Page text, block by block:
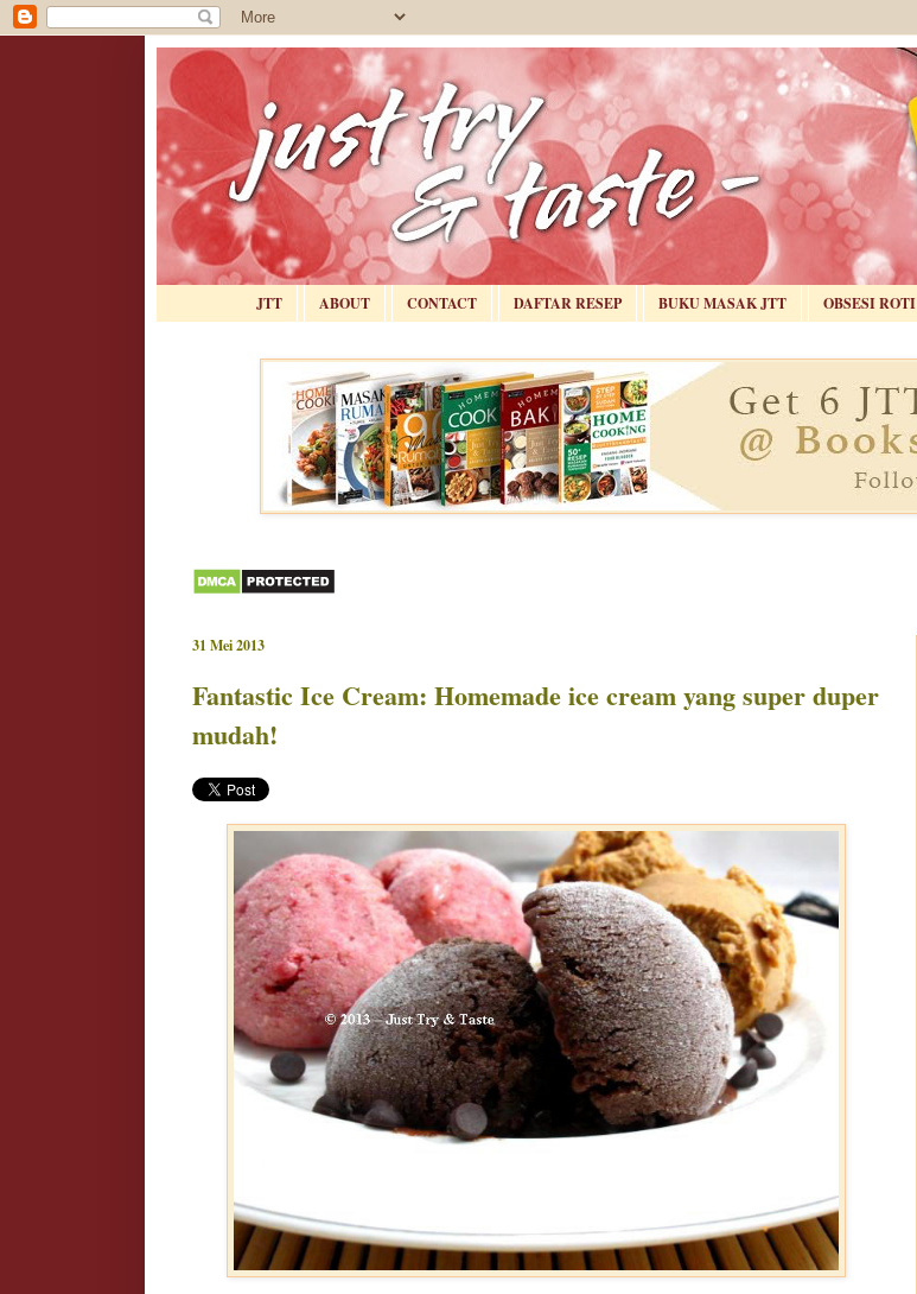
JTT ABOUT CONTACT DAFTAR RESEP BUKU MASAK JTT OBSESI ROTI
31 Mei 2013
Fantastic Ice Cream: Homemade ice cream yang super duper
mudah!